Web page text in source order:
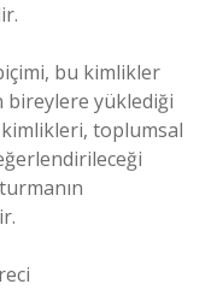
bu kimlikler
bireylere yüklediği
kimlikleri, toplumsal